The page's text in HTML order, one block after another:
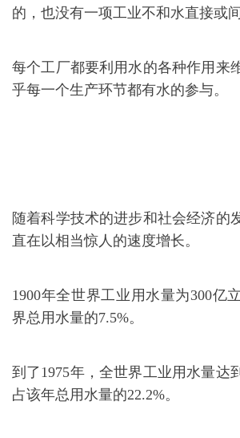
的，也没有一项工业不和水直接或
每个工厂都要利用水的各种作用来
乎每一个生产环节都有水的参与。
随着科学技术的进步和社会经济的
直在以相当惊人的速度增长。
1900年全世界工业用水量为300亿
界总用水量的7.5%。
到了1975年，全世界工业用水量达
占该年总用水量的22.2%。